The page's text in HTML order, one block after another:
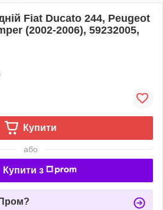
Fiat Ducato 244, Peugeot
(2002-2006), 59232005,
Купити
або
Купити з